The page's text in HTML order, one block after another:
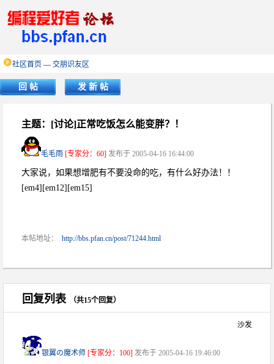
社区首页 — 交朋识友区
回 帖 发 新 帖
主题：[讨论]正常吃饭怎么能变胖？！
毛毛雨 [专家分：60] 发布于 2005-04-16 16:44:00
大家说，如果想增肥有不要没命的吃，有什么好办法！！
[em4][em12][em15]
本帖地址： http://bbs.pfan.cn/post/71244.html
回复列表 （共15个回复）
沙发
银翼の魔术师 [专家分：100] 发布于 2005-04-16 19:46:00